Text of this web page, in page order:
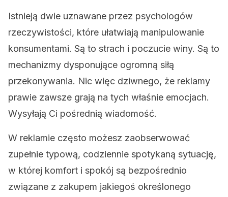
Istnieją dwie uznawane przez psychologów
rzeczywistości, które ułatwiają manipulowanie
konsumentami. Są to strach i poczucie winy. Są to
mechanizmy dysponujące ogromną siłą
przekonywania. Nic więc dziwnego, że reklamy
prawie zawsze grają na tych właśnie emocjach.
Wysyłają Ci pośrednią wiadomość.
W reklamie często możesz zaobserwować
zupełnie typową, codziennie spotykaną sytuację,
w której komfort i spokój są bezpośrednio
związane z zakupem jakiegoś określonego